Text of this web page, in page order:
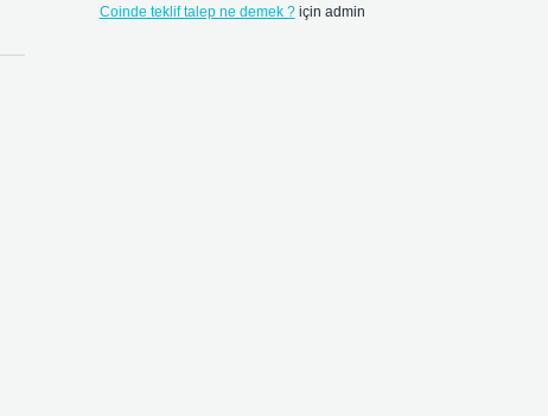
Coinde teklif talep ne demek ?için admin